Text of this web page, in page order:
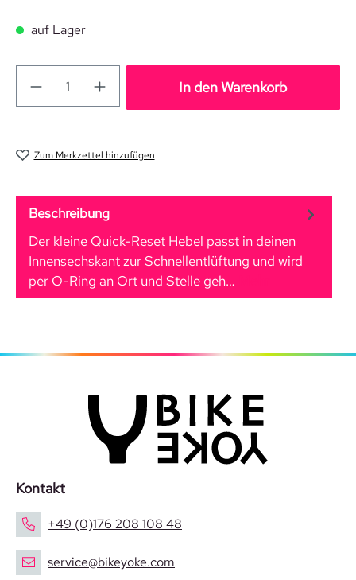
auf Lager
In den Warenkorb
Zum Merkzettel hinzufügen
Beschreibung
Der kleine Quick-Reset Hebel passt in deinen
Innensechskant zur Schnellentlüftung und wird
per O-Ring an Ort und Stelle geh…
Kontakt
+49 (0)176 208 108 48
service@bikeyoke.com